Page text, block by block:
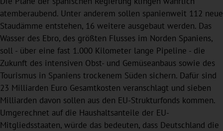
atemberaubend. Unter anderem sollen spanienweit 112 neue
Staudämme entstehen, 16 weitere ausgebaut werden. Das
Wasser des Ebro, des größten Flusses im Norden Spaniens,
soll - über eine fast 1.000 Kilometer lange Pipeline - die
Zukunft des intensiven Obst- und Gemüseanbaus sowie des
Tourismus in Spaniens trockenem Süden sichern. Dafür sind
23 Milliarden Euro Gesamtkosten veranschlagt und sieben
Milliarden davon sollen aus den EU-Strukturfonds kommen.
Umgerechnet auf die Haushaltsanteile der EU-
Mitgliedsstaaten, würde das bedeuten, dass Deutschland die